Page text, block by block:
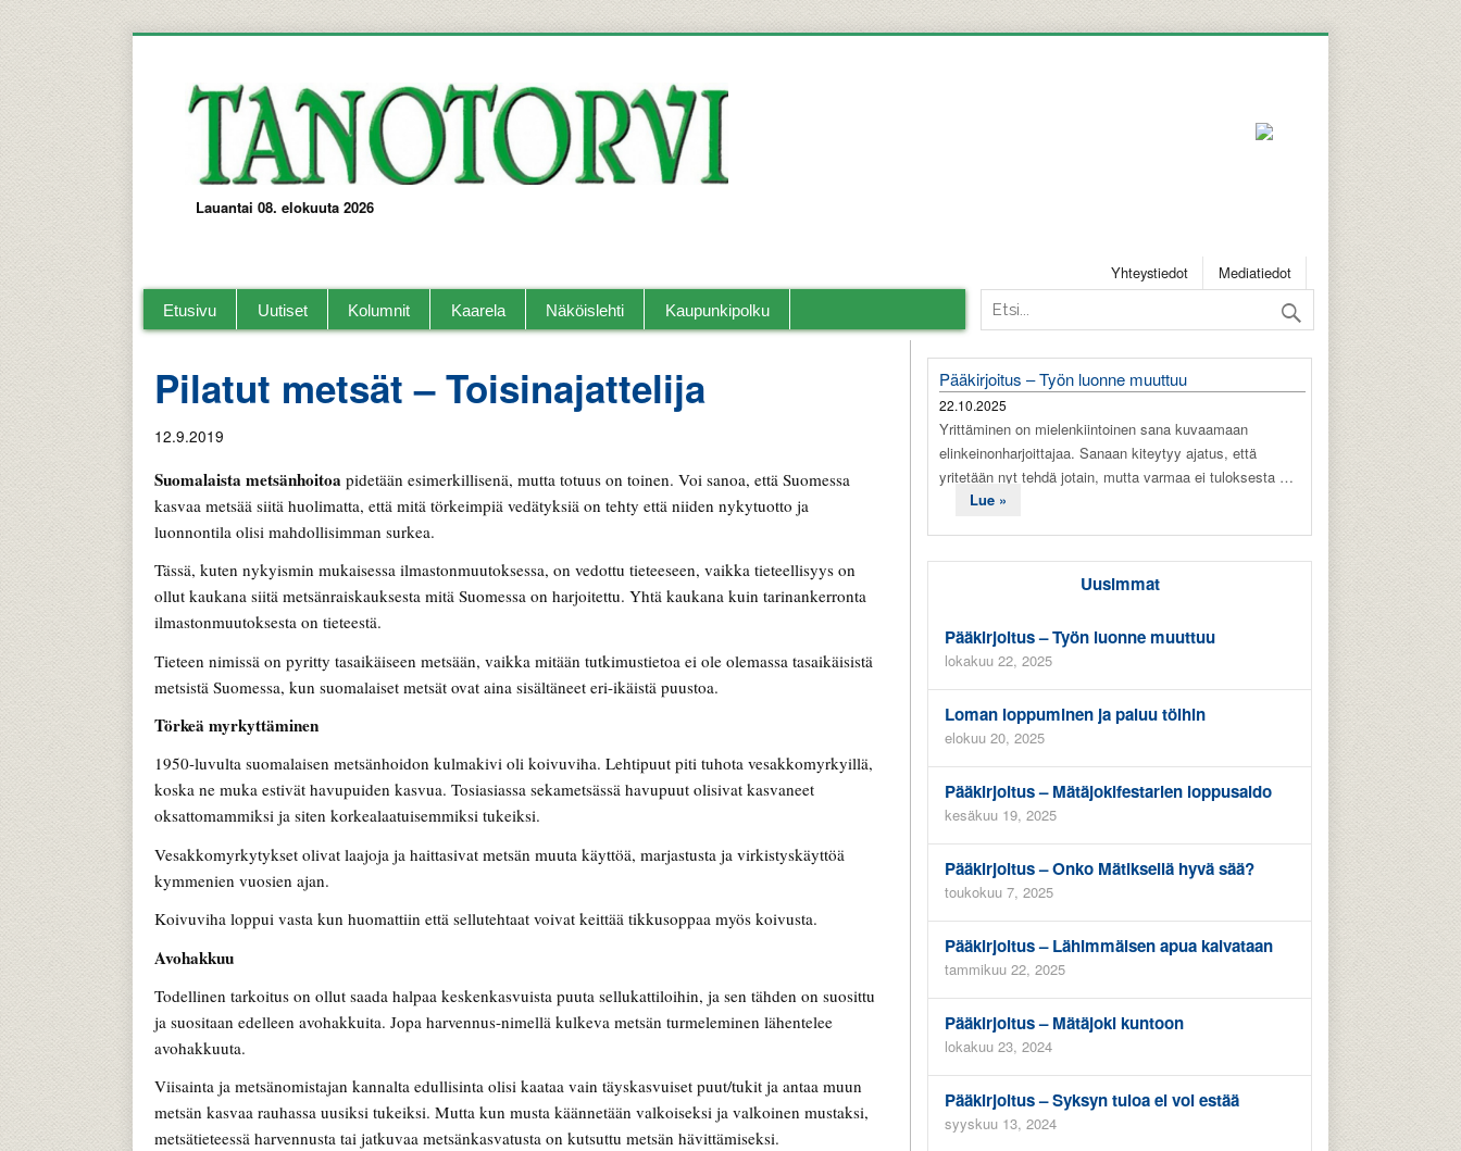
Lauantai 08. elokuuta 2026
Yhteystiedot Mediatiedot
Etusivu Uutiset Kolumnit Kaarela Näköislehti Kaupunkipolku
Pilatut metsät – Toisinajattelija
12.9.2019
Suomalaista metsänhoitoa pidetään esimerkillisenä, mutta totuus on toinen. Voi sanoa, että Suomessa
kasvaa metsää siitä huolimatta, että mitä törkeimpiä vedätyksiä on tehty että niiden nykytuotto ja
luonnontila olisi mahdollisimman surkea.
Tässä, kuten nykyismin mukaisessa ilmastonmuutoksessa, on vedottu tieteeseen, vaikka tieteellisyys on
ollut kaukana siitä metsänraiskauksesta mitä Suomessa on harjoitettu. Yhtä kaukana kuin tarinankerronta
ilmastonmuutoksesta on tieteestä.
Tieteen nimissä on pyritty tasaikäiseen metsään, vaikka mitään tutkimustietoa ei ole olemassa tasaikäisistä
metsistä Suomessa, kun suomalaiset metsät ovat aina sisältäneet eri-ikäistä puustoa.
Törkeä myrkyttäminen
1950-luvulta suomalaisen metsänhoidon kulmakivi oli koivuviha. Lehtipuut piti tuhota vesakkomyrkyillä,
koska ne muka estivät havupuiden kasvua. Tosiasiassa sekametsässä havupuut olisivat kasvaneet
oksattomammiksi ja siten korkealaatuisemmiksi tukeiksi.
Vesakkomyrkytykset olivat laajoja ja haittasivat metsän muuta käyttöä, marjastusta ja virkistyskäyttöä
kymmenien vuosien ajan.
Koivuviha loppui vasta kun huomattiin että sellutehtaat voivat keittää tikkusoppaa myös koivusta.
Avohakkuu
Todellinen tarkoitus on ollut saada halpaa keskenkasvuista puuta sellukattiloihin, ja sen tähden on suosittu
ja suositaan edelleen avohakkuita. Jopa harvennus-nimellä kulkeva metsän turmeleminen lähentelee
avohakkuuta.
Viisainta ja metsänomistajan kannalta edullisinta olisi kaataa vain täyskasvuiset puut/tukit ja antaa muun
metsän kasvaa rauhassa uusiksi tukeiksi. Mutta kun musta käännetään valkoiseksi ja valkoinen mustaksi,
metsätieteessä harvennusta tai jatkuvaa metsänkasvatusta on kutsuttu metsän hävittämiseksi.
Pääkirjoitus – Työn luonne muuttuu
22.10.2025
Yrittäminen on mielenkiintoinen sana kuvaamaan
elinkeinonharjoittajaa. Sanaan kiteytyy ajatus, että
yritetään nyt tehdä jotain, mutta varmaa ei tuloksesta …
Lue »
Uusimmat
Pääkirjoitus – Työn luonne muuttuu
lokakuu 22, 2025
Loman loppuminen ja paluu töihin
elokuu 20, 2025
Pääkirjoitus – Mätäjokifestarien loppusaldo
kesäkuu 19, 2025
Pääkirjoitus – Onko Mätiksellä hyvä sää?
toukokuu 7, 2025
Pääkirjoitus – Lähimmäisen apua kaivataan
tammikuu 22, 2025
Pääkirjoitus – Mätäjoki kuntoon
lokakuu 23, 2024
Pääkirjoitus – Syksyn tuloa ei voi estää
syyskuu 13, 2024